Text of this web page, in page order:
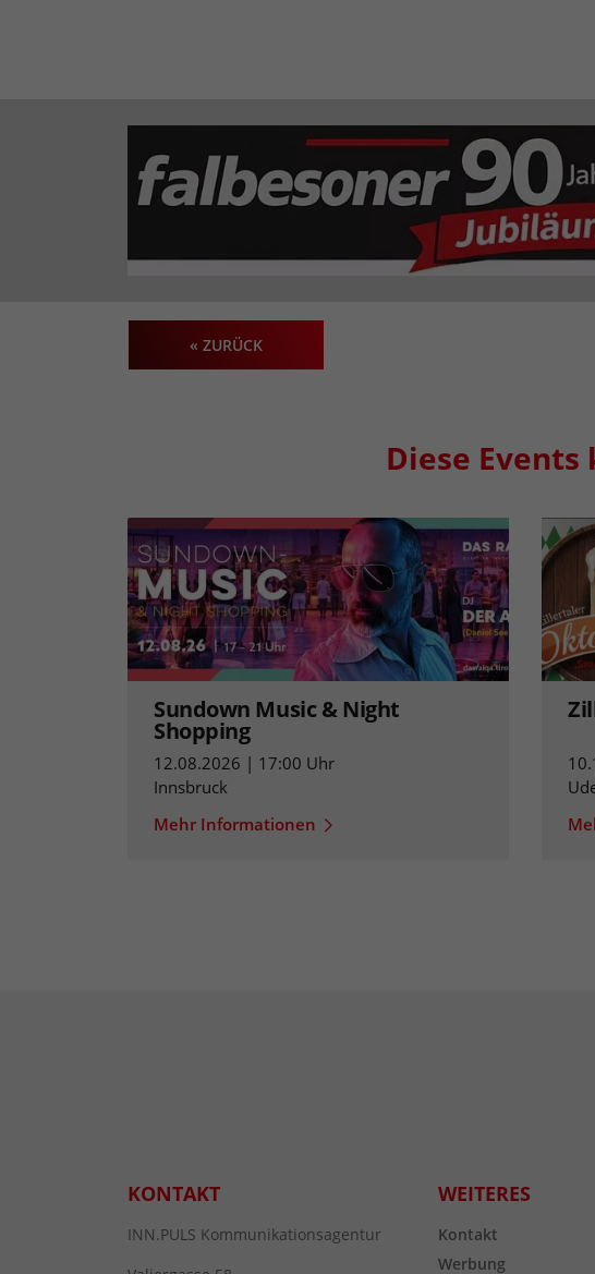
« ZURÜCK
Diese
Sundown Music & Night
Shopping
12.08.2026 | 17:00 Uhr
Innsbruck
Mehr Informationen
KONTAKT
INN.PULS Kommunikationsagentur
WEITERES
Kontakt
Werbung